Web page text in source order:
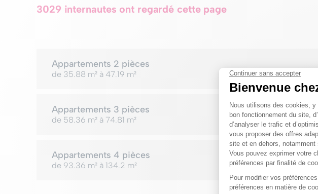
3029 internautes ont regardé cette page
Appartements 2 pièces
de 35.88 m² à 47.19 m²
Appartements 3 pièces
de 58.36 m² à 74.81 m²
Appartements 4 pièces
de 93.36 m² à 134.2 m²